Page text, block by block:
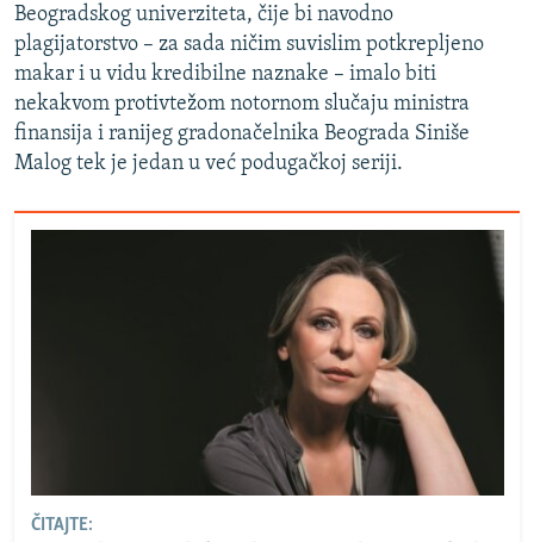
Beogradskog univerziteta, čije bi navodno
plagijatorstvo – za sada ničim suvislim potkrepljeno
makar i u vidu kredibilne naznake – imalo biti
nekakvom protivtežom notornom slučaju ministra
finansija i ranijeg gradonačelnika Beograda Siniše
Malog tek je jedan u već podugačkoj seriji.
ČITAJTE: